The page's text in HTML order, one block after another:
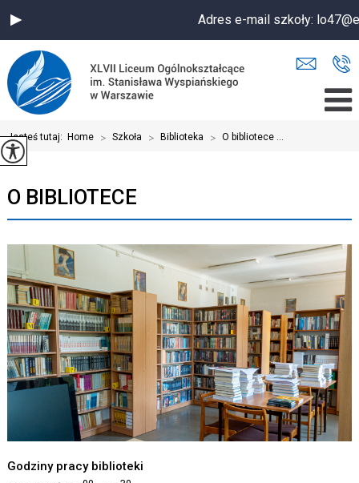
Adres e-mail szkoły:
Jesteś tutaj: Home > Szkoła > Biblioteka > O bibliotece ...
O BIBLIOTECE
Godziny pracy biblioteki